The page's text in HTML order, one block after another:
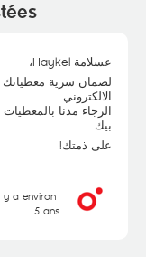
عسلامة Haykel،
الالكتروني.
الرجاء مدنا
بيك.
على ذمتك!
y a environ
5 ans